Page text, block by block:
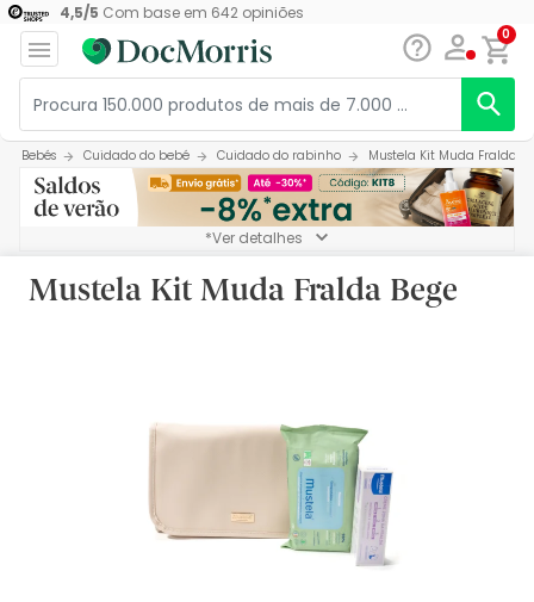
4,5/5 Com base em 642opiniões
0
Bebés Cuidado do bebé Cuidado do rabinho Mustela Kit Muda Fralda
*Ver detalhes
Mustela Kit Muda Fralda Bege